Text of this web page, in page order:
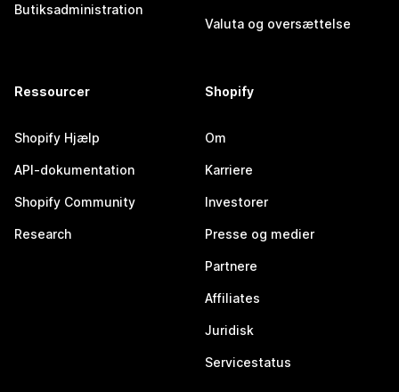
Butiksadministration
Valuta og oversættelse
Ressourcer
Shopify Hjælp
API-dokumentation
Shopify Community
Research
Shopify
Om
Karriere
Investorer
Presse og medier
Partnere
Affiliates
Juridisk
Servicestatus